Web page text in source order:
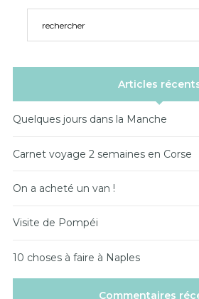
Articles
Quelques jours dans la Manche
Carnet voyage 2 semaines en Corse
On a acheté un van !
Visite de Pompéi
10 choses à faire à Naples
Commentaires